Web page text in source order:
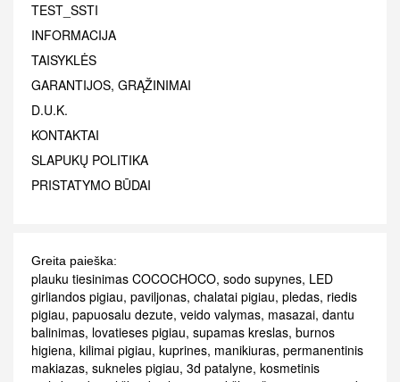
TEST_SSTI
INFORMACIJA
TAISYKLĖS
GARANTIJOS, GRĄŽINIMAI
D.U.K.
KONTAKTAI
SLAPUKŲ POLITIKA
PRISTATYMO BŪDAI
Greita paieška:
plauku tiesinimas COCOCHOCO, sodo supynes, LED
girliandos pigiau, paviljonas, chalatai pigiau, pledas, riedis
pigiau, papuosalu dezute, veido valymas, masazai, dantu
balinimas, lovatieses pigiau, supamas kreslas, burnos
higiena, kilimai pigiau, kuprines, manikiuras, permanentinis
makiazas, sukneles pigiau, 3d patalyne, kosmetinis